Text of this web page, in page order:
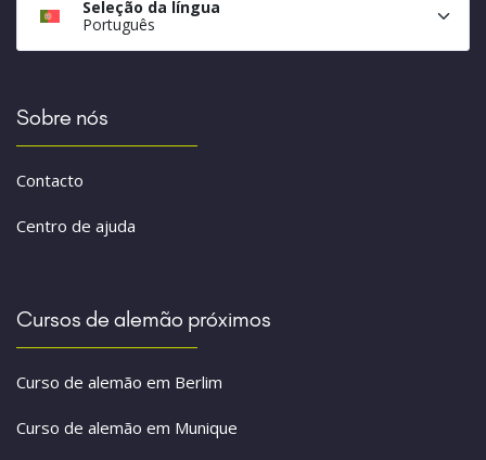
Seleção da língua
Português
Sobre nós
Contacto
Centro de ajuda
Cursos de alemão próximos
Curso de alemão em Berlim
Curso de alemão em Munique